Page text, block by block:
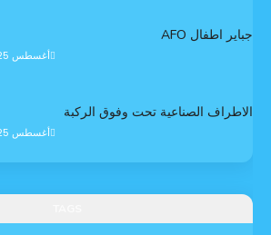
جباير اطفال AFO
أغسطس 25, 2025
الاطراف الصناعية تحت وفوق الركبة
أغسطس 25, 2025